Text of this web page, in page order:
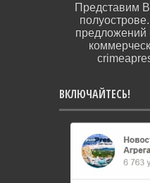
Представим
предложений
ВКЛЮЧАЙТЕСЬ!